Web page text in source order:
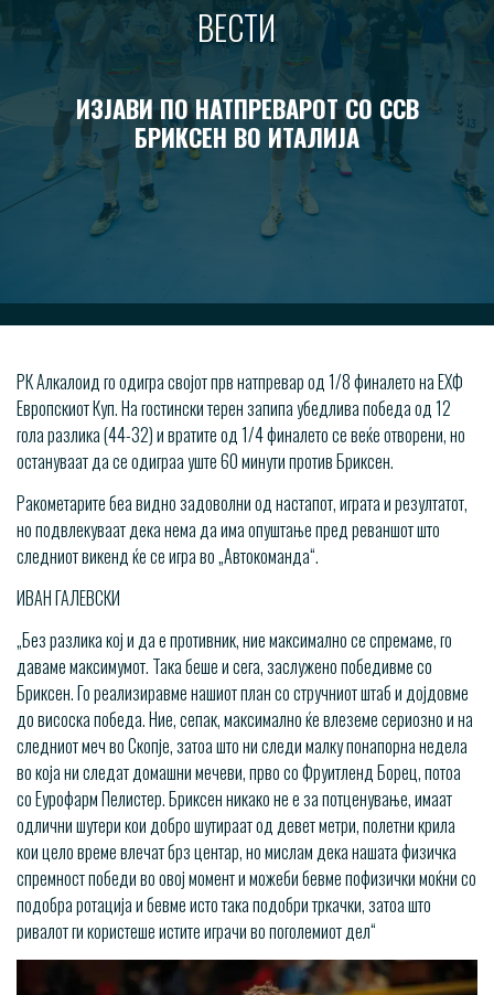
ВЕСТИ
ИЗЈАВИ ПО НАТПРЕВАРОТ СО ССВ
БРИКСЕН ВО ИТАЛИЈА
РК Алкалоид го одигра својот прв натпревар од 1/8 финалето на ЕХФ
Европскиот Куп. На гостински терен запипа убедлива победа од 12
гола разлика (44-32) и вратите од 1/4 финалето се веќе отворени, но
остануваат да се одиграа уште 60 минути против Бриксен.
Ракометарите беа видно задоволни од настапот, играта и резултатот,
но подвлекуваат дека нема да има опуштање пред реваншот што
следниот викенд ќе се игра во „Автокоманда“.
ИВАН ГАЛЕВСКИ
„Без разлика кој и да е противник, ние максимално се спремаме, го
даваме максимумот. Така беше и сега, заслужено победивме со
Бриксен. Го реализиравме нашиот план со стручниот штаб и дојдовме
до висоска победа. Ние, сепак, максимално ќе влеземе сериозно и на
следниот меч во Скопје, затоа што ни следи малку понапорна недела
во која ни следат домашни мечеви, прво со Фруитленд Борец, потоа
со Еурофарм Пелистер. Бриксен никако не е за потценување, имаат
одлични шутери кои добро шутираат од девет метри, полетни крила
кои цело време влечат брз центар, но мислам дека нашата физичка
спремност победи во овој момент и можеби бевме пофизички моќни со
подобра ротација и бевме исто така подобри тркачки, затоа што
ривалот ги користеше истите играчи во поголемиот дел“